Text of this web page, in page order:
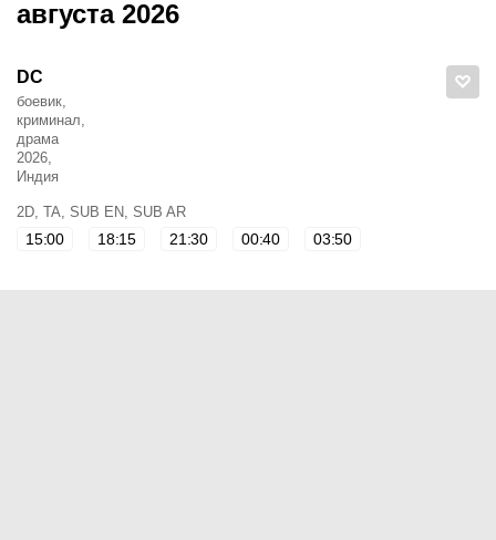
августа 2026
DC
боевик,
криминал,
драма
2026,
Индия
2D, TA, SUB EN, SUB AR
15:00 18:15 21:30 00:40 03:50